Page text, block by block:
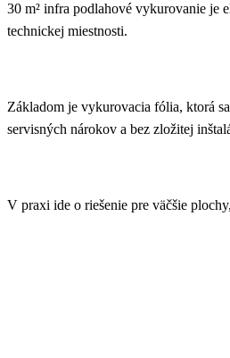
30 m² infra podlahové vykurovanie je
technickej miestnosti.
Základom je vykurovacia fólia, ktorá
servisných nárokov a bez zložitej
V praxi ide o riešenie pre väčšie